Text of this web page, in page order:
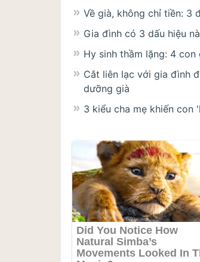
Về già, không chỉ tiền: 3
Gia đình có 3 dấu hiệu
Hy sinh thầm lặng: 4
Cắt liên lạc với gia đình
dưỡng già
3 kiểu cha mẹ khiến con